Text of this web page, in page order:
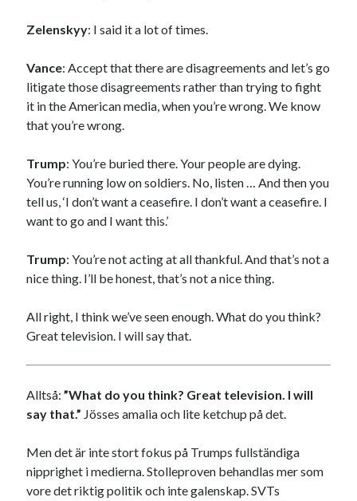
Zelenskyy: I said it a lot of times.
Vance: Accept that there are disagreements and let’s go
litigate those disagreements rather than trying to fight
it in the American media, when you’re wrong. We know
that you’re wrong.
Trump: You’re buried there. Your people are dying.
You’re running low on soldiers. No, listen … And then you
tell us, ‘I don’t want a ceasefire. I don’t want a ceasefire. I
want to go and I want this.’
Trump: You’re not acting at all thankful. And that’s not a
nice thing. I’ll be honest, that’s not a nice thing.
All right, I think we’ve seen enough. What do you think?
Great television. I will say that.
Alltså:”What do you think? Great television. I will
say that.” Jösses amalia och lite ketchup på det.
Men det är inte stort fokus på Trumps fullständiga
nipprighet i medierna. Stolleproven behandlas mer som
vore det riktig politik och inte galenskap. SVTs